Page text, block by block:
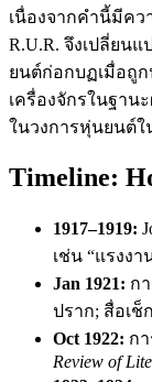
เนื่องจากคำนี้มีคว
R.U.R. จึงเปลี่ยน
ยนต์ก่อกบฏเมื่อถู
เครื่องจักรในฐา
ในวงการหุ่นยนต์ใ
Timeline:
1917–1919:
เช่น “แรงง
Jan 1921: ก
ปราก; สื่อเช็
Oct 1922: ก
Review of